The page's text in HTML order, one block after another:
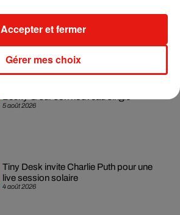
collaboration tant attendue
5 août 2026
4 août 2026
Tiny Desk invite Charlie Puth pour une
live session solaire
Gérer mes choix
Accepter et fermer